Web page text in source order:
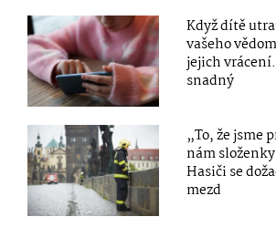
Když dítě
vašeho
jejich
snadný
„To, že jsme
nám
Hasiči se
mezd